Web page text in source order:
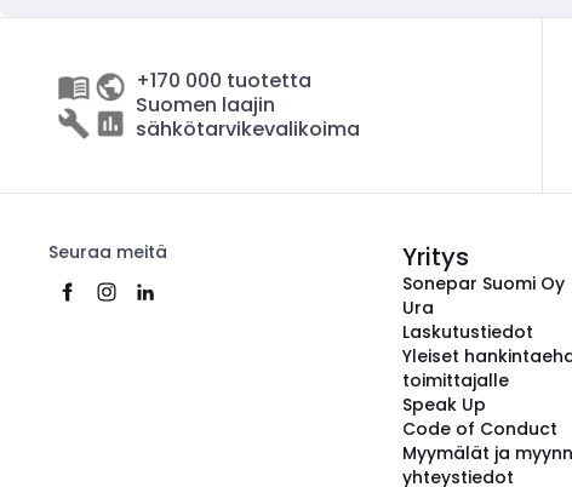
+170 000 tuotetta
Suomen laajin
sähkötarvikevalikoima
Seuraa meitä Yritys
Sonepar Suomi Oy
Ura
Laskutustiedot
Yleiset
toimittajalle
Speak Up
Code of Conduct
Myymälät ja
yhteystiedot